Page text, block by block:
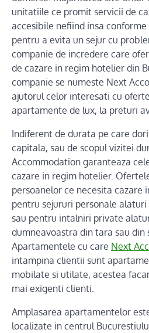
unitatiile ce promit servicii de
accesibile nefiind insa
pentru a evita un sejur cu
companie de incredere care
de cazare in regim hotelier din
companie se numeste Next
ajutorul celor interesati cu
apartamente de lux, la preturi
Indiferent de durata pe care
capitala, sau de scopul vizitei
Accommodation garanteaza
cazare in regim hotelier.
persoanelor ce necesita cazare
pentru sejururi personale
sau pentru intalniri private
dumneavoastra din tara sau din
Apartamentele cu care Next
intampina clientii sunt
mobilate si utilate, acestea
mai exigenti clienti.
Amplasarea apartamentelor
localizate in centrul